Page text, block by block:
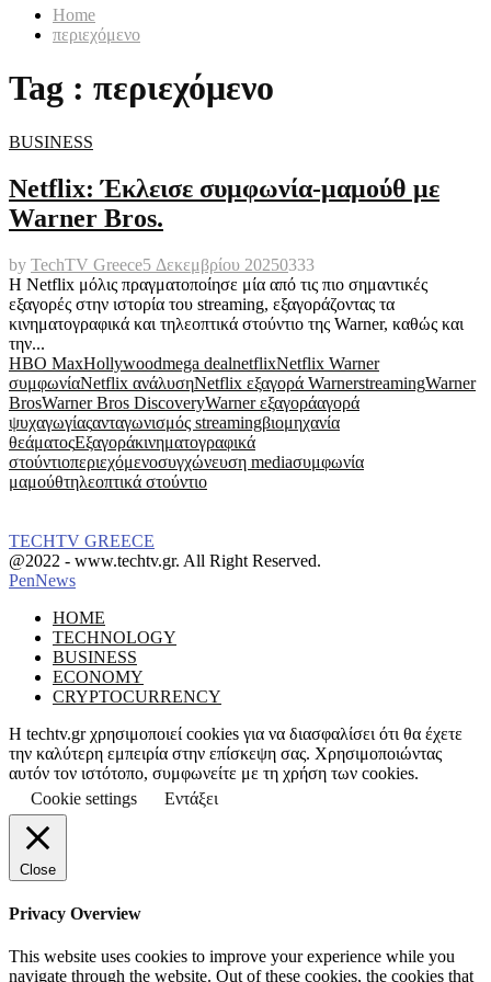
Home
περιεχόμενο
Tag : περιεχόμενο
BUSINESS
Netflix: Έκλεισε συμφωνία-μαμούθ με
Warner Bros.
by TechTV Greece5 Δεκεμβρίου 20250333
Η Netflix μόλις πραγματοποίησε μία από τις πιο σημαντικές
εξαγορές στην ιστορία του streaming, εξαγοράζοντας τα
κινηματογραφικά και τηλεοπτικά στούντιο της Warner, καθώς και
την...
HBO MaxHollywoodmega dealnetflixNetflix Warner
συμφωνίαNetflix ανάλυσηNetflix εξαγορά WarnerstreamingWarner
BrosWarner Bros DiscoveryWarner εξαγοράαγορά
ψυχαγωγίαςανταγωνισμός streamingβιομηχανία
θεάματοςΕξαγοράκινηματογραφικά
στούντιοπεριεχόμενοσυγχώνευση mediaσυμφωνία
μαμούθτηλεοπτικά στούντιο
TECHTV GREECE
Facebook
Instagram
@2022 - www.techtv.gr. All Right Reserved.
PenNews
HOME
TECHNOLOGY
BUSINESS
ECONOMY
CRYPTOCURRENCY
Η techtv.gr χρησιμοποιεί cookies για να διασφαλίσει ότι θα έχετε
την καλύτερη εμπειρία στην επίσκεψη σας. Χρησιμοποιώντας
αυτόν τον ιστότοπο, συμφωνείτε με τη χρήση των cookies.
Cookie settings
Εντάξει
Close
Privacy Overview
This website uses cookies to improve your experience while you
navigate through the website. Out of these cookies, the cookies that